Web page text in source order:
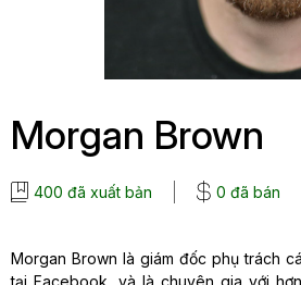
Morgan Brown
400 đã xuất bản 0 đã bán
Morgan Brown là giám đốc phụ trách
tại Facebook, và là chuyên gia với